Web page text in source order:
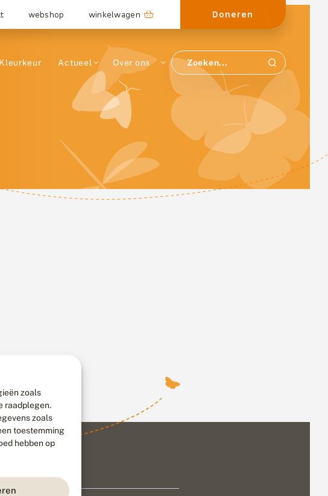
zoals
raadplegen.
zoals
toestemming
hebben op
webshop winkelwagen Doneren
Kleurkeur Actueel Over ons